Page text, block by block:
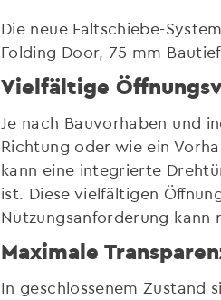
Die neue Faltschiebe-
Folding Door, 75 mm
Vielfältige
Je nach Bauvorhaben und
Richtung oder wie ein
kann eine integrierte
ist. Diese vielfältigen
Nutzungsanforderung kann
Maximale
In geschlossenem Zustand